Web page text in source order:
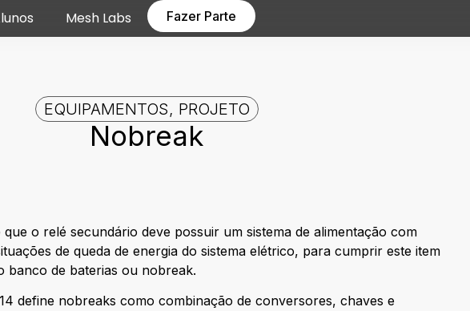
Mesh Labs Fazer Parte
EQUIPAMENTOS, PROJETO
Nobreak
o relé secundário deve possuir um sistema de alimentação com
de queda de energia do sistema elétrico, para cumprir este item
banco de baterias ou nobreak.
define nobreaks como combinação de conversores, chaves e